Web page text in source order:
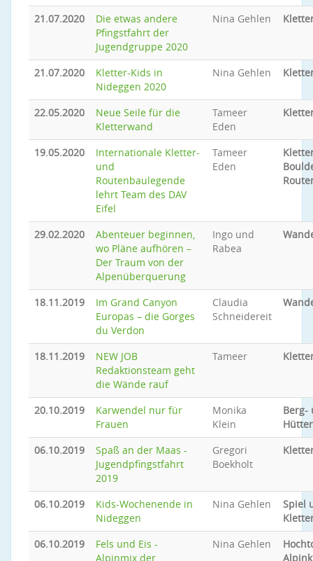
21.07.2020
Die etwas andere
Pfingstfahrt der
Jugendgruppe 2020
Nina Gehlen
21.07.2020
Kletter-Kids in
Nideggen 2020
Nina Gehlen
22.05.2020
Neue Seile für die
Kletterwand
Tameer
Eden
19.05.2020
Internationale Kletter-
und
Routenbaulegende
lehrt Team des DAV
Eifel
Tameer
Eden
29.02.2020
Abenteuer beginnen,
wo Pläne aufhören –
Der Traum von der
Alpenüberquerung
Ingo und
Rabea
18.11.2019
Im Grand Canyon
Europas – die Gorges
du Verdon
Claudia
Schneidereit
18.11.2019
NEW JOB
Redaktionsteam geht
die Wände rauf
Tameer
20.10.2019
Karwendel nur für
Frauen
Monika
Klein
Berg-
06.10.2019
Spaß an der Maas -
Jugendpfingstfahrt
2019
Gregori
Boekholt
06.10.2019
Kids-Wochenende in
Nideggen
Nina Gehlen
Spiel
06.10.2019
Fels und Eis -
Alpinmix der
Nina Gehlen